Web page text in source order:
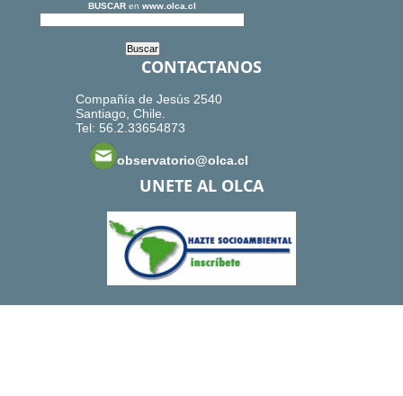
BUSCAR en www.olca.cl
CONTACTANOS
Compañía de Jesús 2540
Santiago, Chile.
Tel: 56.2.33654873
observatorio@olca.cl
UNETE AL OLCA